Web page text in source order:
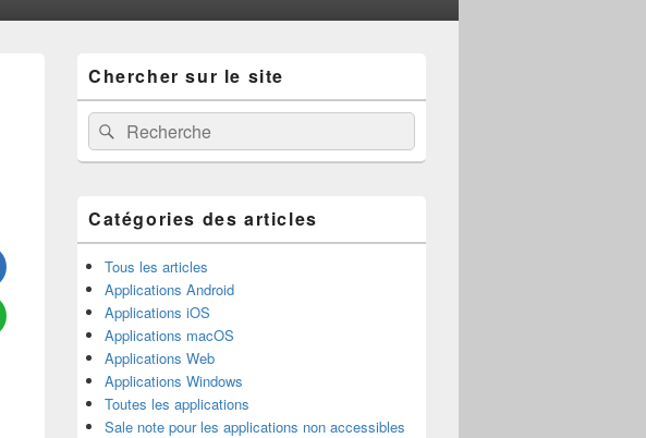
principale
de
widget
pour
la
Chercher sur le site
Recherche :Rechercher
Catégories des articles
Tous les articles
Applications Android
Applications iOS
Applications macOS
Applications Web
Applications Windows
Toutes les applications
Sale note pour les applications non accessibles